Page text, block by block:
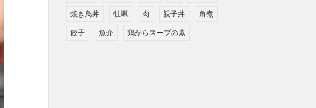
焼き鳥丼 牡蠣 肉 親子丼 角煮
餃子 魚介 鶏がらスープの素